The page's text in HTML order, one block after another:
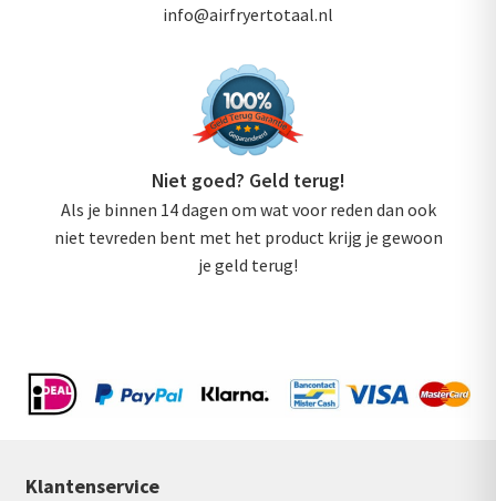
info@airfryertotaal.nl
Niet goed? Geld terug!
Als je binnen 14 dagen om wat voor reden dan ook
niet tevreden bent met het product krijg je gewoon
je geld terug!
Klantenservice